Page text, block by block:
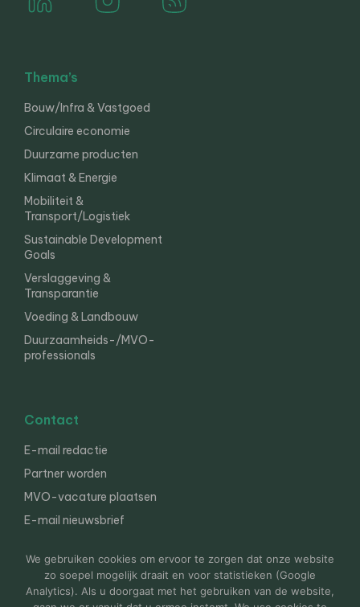
Thema’s
Bouw/Infra & Vastgoed
Circulaire economie
Duurzame producten
Klimaat & Energie
Mobiliteit &
Transport/Logistiek
Sustainable Development
Goals
Verslaggeving &
Transparantie
Voeding & Landbouw
Duurzaamheids-/MVO-
professionals
Contact
E-mail redactie
Partner worden
MVO-vacature plaatsen
E-mail nieuwsbrief
We gebruiken cookies om ervoor te zorgen dat onze website
zo soepel mogelijk draait en voor statistieken (Google
Analytics). Als u doorgaat met het gebruiken van de website,